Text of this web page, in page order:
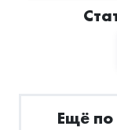
Ещё по